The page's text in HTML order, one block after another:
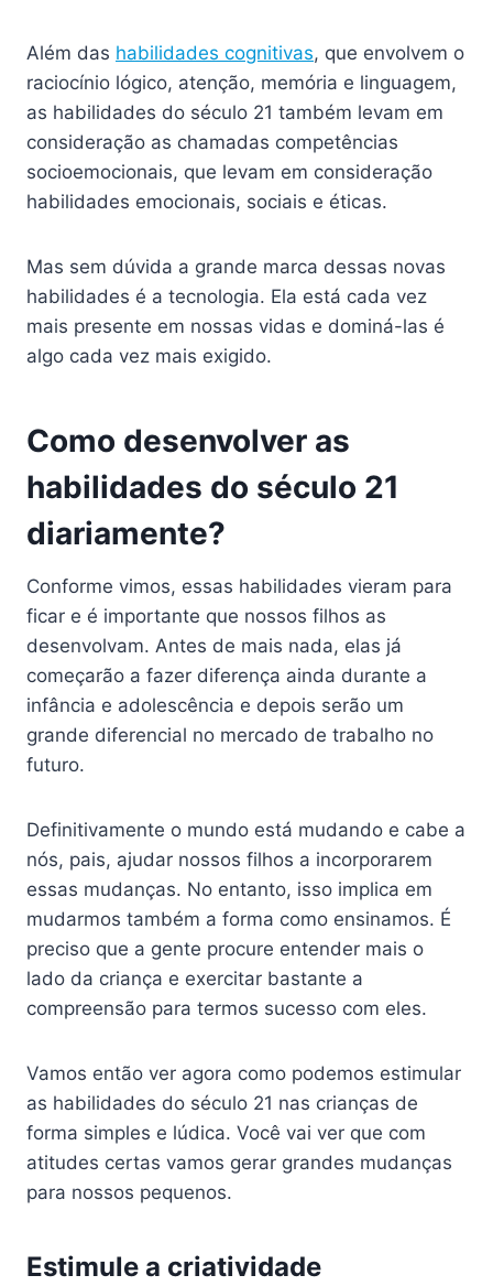
Além das habilidades cognitivas, que envolvem o
raciocínio lógico, atenção, memória e linguagem,
as habilidades do século 21 também levam em
consideração as chamadas competências
socioemocionais, que levam em consideração
habilidades emocionais, sociais e éticas.
Mas sem dúvida a grande marca dessas novas
habilidades é a tecnologia. Ela está cada vez
mais presente em nossas vidas e dominá-las é
algo cada vez mais exigido.
Como desenvolver as
habilidades do século 21
diariamente?
Conforme vimos, essas habilidades vieram para
ficar e é importante que nossos filhos as
desenvolvam. Antes de mais nada, elas já
começarão a fazer diferença ainda durante a
infância e adolescência e depois serão um
grande diferencial no mercado de trabalho no
futuro.
Definitivamente o mundo está mudando e cabe a
nós, pais, ajudar nossos filhos a incorporarem
essas mudanças. No entanto, isso implica em
mudarmos também a forma como ensinamos. É
preciso que a gente procure entender mais o
lado da criança e exercitar bastante a
compreensão para termos sucesso com eles.
Vamos então ver agora como podemos estimular
as habilidades do século 21 nas crianças de
forma simples e lúdica. Você vai ver que com
atitudes certas vamos gerar grandes mudanças
para nossos pequenos.
Estimule a criatividade